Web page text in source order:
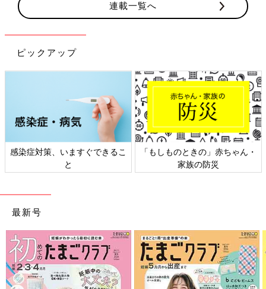
連載一覧へ
ピックアップ
感染症対策、いますぐできるこ
と
「もしものときの」赤ちゃん・
家族の防災
最新号